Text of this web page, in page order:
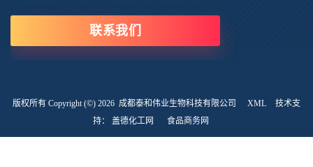
联系我们
版权所有 Copyright (©) 2026 成都泰和伟业生物科技有限公司 XML
技术支
持： 盖德化工网 食品商务网